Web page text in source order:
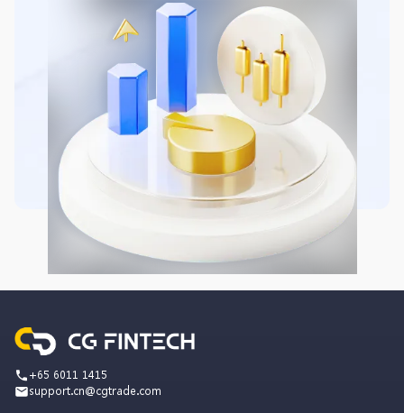
+65 6011 1415
support.cn@cgtrade.com